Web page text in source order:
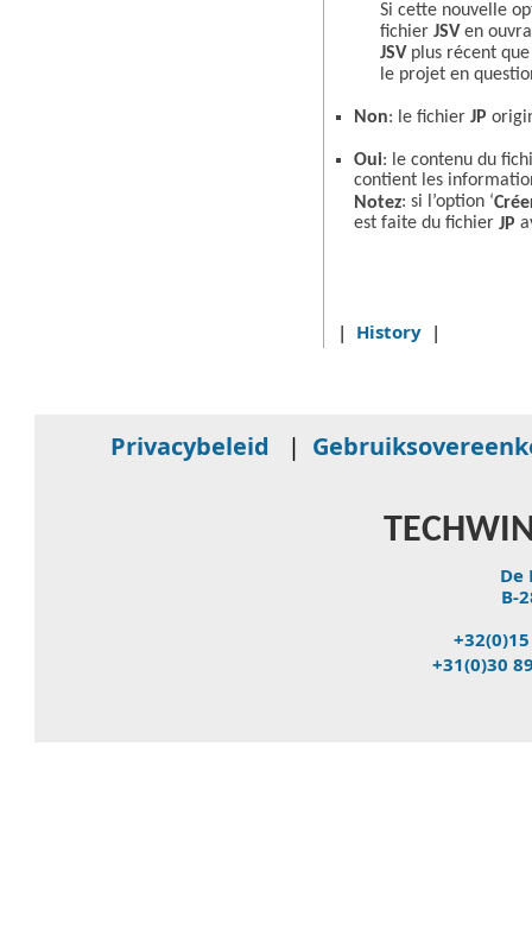
Si cette nouvelle
fichier JSV en
JSV plus récent
le projet en
Non: le fichier JP
Oui: le contenu du
contient les
Notez: si l’option ‘
est faite du fichier JP
| History |
Privacybeleid |
De
B-
+31(0)30